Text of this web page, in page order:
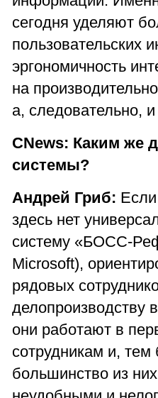
сегодня уделяют
пользовательских
эргономичность
на
а, следовательно,
CNews: Каким же
системы?
Андрей Гриб:
здесь нет
систему «БОСС-
Microsoft),
рядовых
делопроизводству
они работают в
сотрудникам и,
большинство из